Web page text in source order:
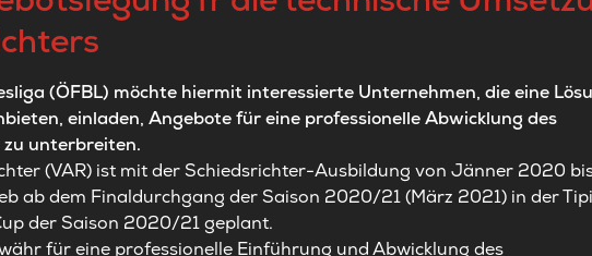
(ÖFBL) möchte hiermit interessierte Unternehmen, die eine
einladen, Angebote für eine professionelle Abwicklung des
unterbreiten.
(VAR) ist mit der Schiedsrichter-Ausbildung von Jänner 2020
ab dem Finaldurchgang der Saison 2020/21 (März 2021) in der
der Saison 2020/21 geplant.
für eine professionelle Einführung und Abwicklung des